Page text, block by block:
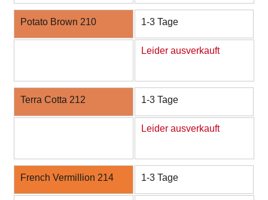
Potato Brown 210 1-3 Tage
Leider ausverkauft
Terra Cotta 212 1-3 Tage
Leider ausverkauft
French Vermillion 214 1-3 Tage